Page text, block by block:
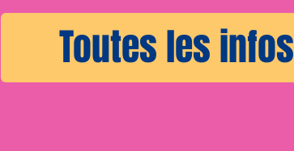
Toutes les infos